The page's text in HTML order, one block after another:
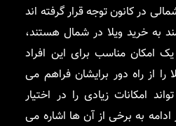
در کانون توجه قرار گرفته اند
به خرید ویلا در شمال هستند،
امکان مناسب برای این افراد
را از راه دور برایشان فراهم می
امکانات زیادی را در اختیار
به برخی از آن ها اشاره می